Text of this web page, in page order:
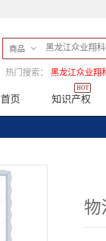
商品
热门搜索： 黑龙江众业翔
首页 知识产权
HOT
物